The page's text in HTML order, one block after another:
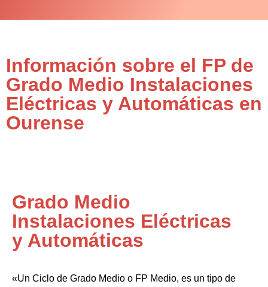
Información sobre el FP de
Grado Medio Instalaciones
Eléctricas y Automáticas en
Ourense
Grado Medio
Instalaciones Eléctricas
y Automáticas
«Un Ciclo de Grado Medio o FP Medio, es un tipo de